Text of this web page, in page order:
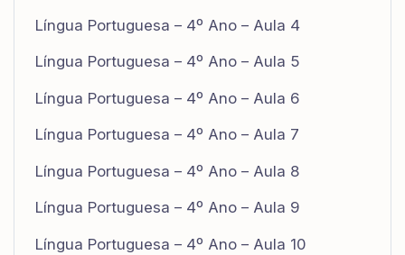
Língua Portuguesa – 4º Ano – Aula 4
Língua Portuguesa – 4º Ano – Aula 5
Língua Portuguesa – 4º Ano – Aula 6
Língua Portuguesa – 4º Ano – Aula 7
Língua Portuguesa – 4º Ano – Aula 8
Língua Portuguesa – 4º Ano – Aula 9
Língua Portuguesa – 4º Ano – Aula 10